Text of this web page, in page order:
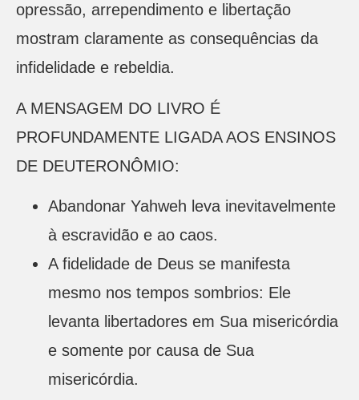
opressão, arrependimento e libertação
mostram claramente as consequências da
infidelidade e rebeldia.
A MENSAGEM DO LIVRO É
PROFUNDAMENTE LIGADA AOS ENSINOS
DE DEUTERONÔMIO:
Abandonar Yahweh leva inevitavelmente
à escravidão e ao caos.
A fidelidade de Deus se manifesta
mesmo nos tempos sombrios: Ele
levanta libertadores em Sua misericórdia
e somente por causa de Sua
misericórdia.